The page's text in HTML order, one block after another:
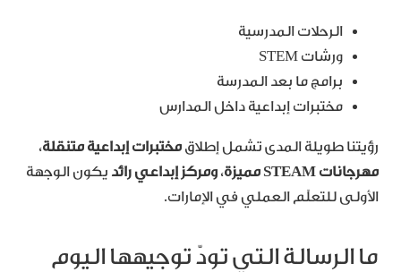
الرحلات المدرسية
ورشات STEM
برامج ما بعد المدرسة
مختبرات إبداعية داخل المدارس
رؤيتنا طويلة المدى تشمل إطلاق مختبرات إبداعية متنقلة،
مهرجانات
مميزة، ومركز إبداعي رائد يكون الوجهة
الأولى للتعلّم العملي في الإمارات.
ما الرسالة التي تودّ توجيهها اليوم